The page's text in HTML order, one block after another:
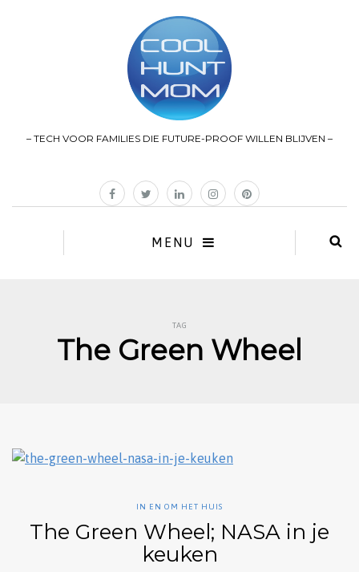
– TECH VOOR FAMILIES DIE FUTURE-PROOF WILLEN BLIJVEN –
MENU
TAG
The Green Wheel
IN EN OM HET HUIS
The Green Wheel; NASA in je
keuken